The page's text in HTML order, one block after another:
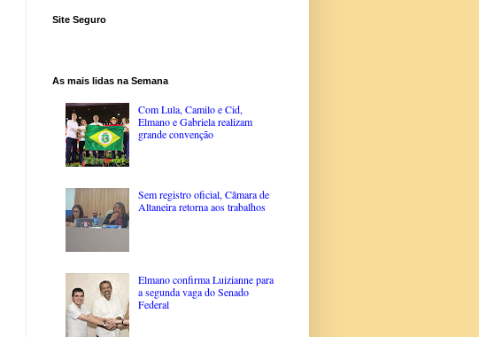
Site Seguro
As mais lidas na Semana
Com Lula, Camilo e Cid,
Elmano e Gabriela realizam
grande convenção
Sem registro oficial, Câmara de
Altaneira retorna aos trabalhos
Elmano confirma Luizianne para
a segunda vaga do Senado
Federal